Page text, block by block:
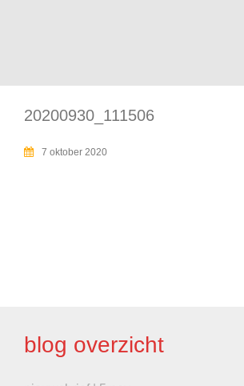
20200930_111506
7 oktober 2020
blog overzicht